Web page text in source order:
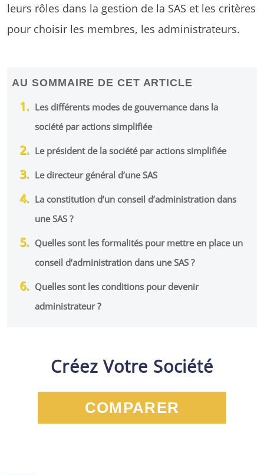
leurs rôles dans la gestion de la SAS et les critères
pour choisir les membres, les administrateurs.
AU SOMMAIRE DE CET ARTICLE
Les différents modes de gouvernance dans la
société par actions simplifiée
Le président de la société par actions simplifiée
Le directeur général d’une SAS
La constitution d’un conseil d’administration dans
une SAS ?
Quelles sont les formalités pour mettre en place un
conseil d’administration dans une SAS ?
Quelles sont les conditions pour devenir
administrateur ?
Créez Votre Société
COMPARER